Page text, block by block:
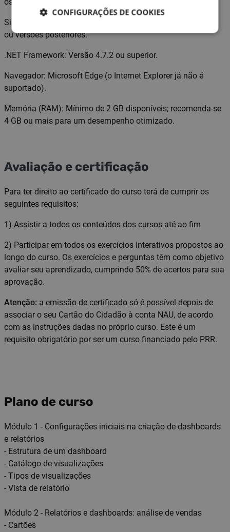
os seguintes requisitos mínimos:
Sistema Operativo: Windows 8.1, Windows Server 2012 R2
ou versões posteriores.
.NET Framework: Versão 4.7.2 ou superior.
Navegador: Microsoft Edge (o Internet Explorer já não é
suportado).
Memória (RAM): Mínimo de 2 GB disponíveis; recomenda-se
4 GB ou mais para um desempenho otimizado.
Avaliação e certificação
Para ter direito ao certificado do curso terá de cumprir os
seguintes requisitos:
1) Assistir a todos os conteúdos dos cursos até ao fim
2) Participar em todos os exercícios interativos propostos ao
longo do curso. Os exercícios e perguntas têm como objetivo
avaliar seu aprendizado, cumprindo 50% de acertos para sua
aprovação.
Atenção: a emissão de certificado só é possível depois de
associar o seu Cartão do Cidadão à conta NAU, de acordo
com as instruções dadas no próprio curso. Este é um
requisito obrigatório por ser um curso financiado pelo PRR.
Plano de curso
Módulo 1 - Configurações iniciais na criação de dashboards
e relatórios
- Estrutura de um dashboard
- Catálogo de visualizações
- Tipos de visualizações
- Vista de relatório
Módulo 2 - Relatórios e dashboards: análise de vendas
- Cartões
CONFIGURAÇÕES DE COOKIES